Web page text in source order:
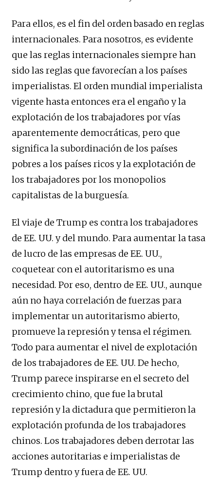
Para ellos, es el fin del orden basado en reglas
internacionales. Para nosotros, es evidente
que las reglas internacionales siempre han
sido las reglas que favorecían a los países
imperialistas. El orden mundial imperialista
vigente hasta entonces era el engaño y la
explotación de los trabajadores por vías
aparentemente democráticas, pero que
significa la subordinación de los países
pobres a los países ricos y la explotación de
los trabajadores por los monopolios
capitalistas de la burguesía.
El viaje de Trump es contra los trabajadores
de EE. UU. y del mundo. Para aumentar la tasa
de lucro de las empresas de EE. UU.,
coquetear con el autoritarismo es una
necesidad. Por eso, dentro de EE. UU., aunque
aún no haya correlación de fuerzas para
implementar un autoritarismo abierto,
promueve la represión y tensa el régimen.
Todo para aumentar el nivel de explotación
de los trabajadores de EE. UU. De hecho,
Trump parece inspirarse en el secreto del
crecimiento chino, que fue la brutal
represión y la dictadura que permitieron la
explotación profunda de los trabajadores
chinos. Los trabajadores deben derrotar las
acciones autoritarias e imperialistas de
Trump dentro y fuera de EE. UU.